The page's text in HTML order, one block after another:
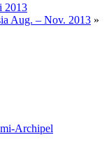
2013
Aug. – Nov. 2013 »
Archipel